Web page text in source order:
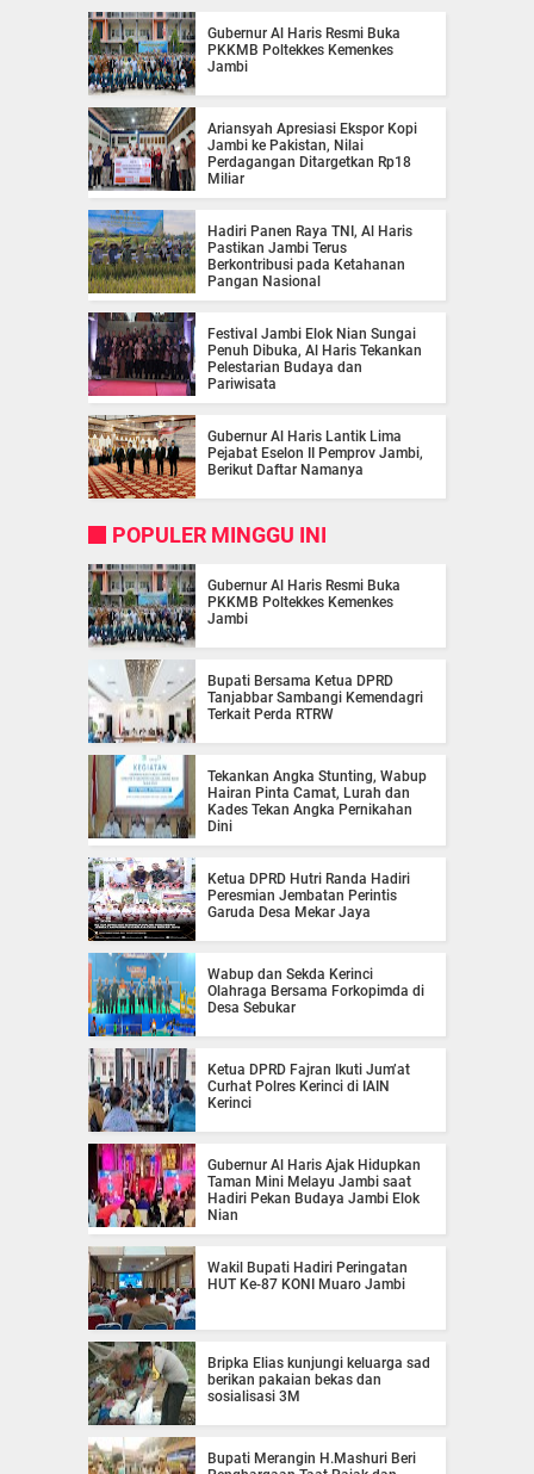
Gubernur Al Haris Resmi Buka
PKKMB Poltekkes Kemenkes
Jambi
Ariansyah Apresiasi Ekspor Kopi
Jambi ke Pakistan, Nilai
Perdagangan Ditargetkan Rp18
Miliar
Hadiri Panen Raya TNI, Al Haris
Pastikan Jambi Terus
Berkontribusi pada Ketahanan
Pangan Nasional
Festival Jambi Elok Nian Sungai
Penuh Dibuka, Al Haris Tekankan
Pelestarian Budaya dan
Pariwisata
Gubernur Al Haris Lantik Lima
Pejabat Eselon II Pemprov Jambi,
Berikut Daftar Namanya
POPULER MINGGU INI
Gubernur Al Haris Resmi Buka
PKKMB Poltekkes Kemenkes
Jambi
Bupati Bersama Ketua DPRD
Tanjabbar Sambangi Kemendagri
Terkait Perda RTRW
Tekankan Angka Stunting, Wabup
Hairan Pinta Camat, Lurah dan
Kades Tekan Angka Pernikahan
Dini
Ketua DPRD Hutri Randa Hadiri
Peresmian Jembatan Perintis
Garuda Desa Mekar Jaya
Wabup dan Sekda Kerinci
Olahraga Bersama Forkopimda di
Desa Sebukar
Ketua DPRD Fajran Ikuti Jum’at
Curhat Polres Kerinci di IAIN
Kerinci
Gubernur Al Haris Ajak Hidupkan
Taman Mini Melayu Jambi saat
Hadiri Pekan Budaya Jambi Elok
Nian
Wakil Bupati Hadiri Peringatan
HUT Ke-87 KONI Muaro Jambi
Bripka Elias kunjungi keluarga sad
berikan pakaian bekas dan
sosialisasi 3M
Bupati Merangin H.Mashuri Beri